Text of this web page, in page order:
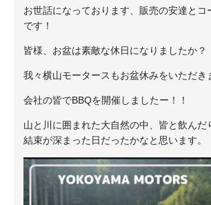
お世話になっております、販売の安達とコ
です！
皆様、お盆は素敵な休日になりましたか？
我々横山モータースもお盆休みをいただき
会社の皆でBBQを開催しましたー！！
山と川に囲まれた大自然の中、皆と飲んだ
結束が深まった日だったかなと思います。